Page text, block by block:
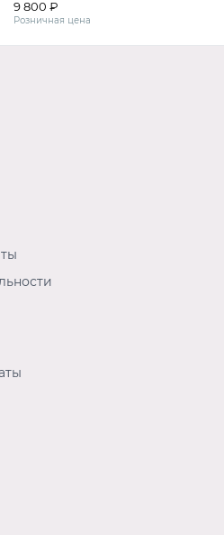
вариант исполнения: Бандаж
для женщин "Beautiful line" (01)
черный
9 800 ₽
Розничная цена